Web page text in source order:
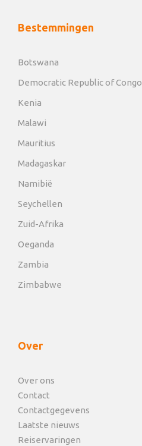
Bestemmingen
Botswana
Democratic Republic of Congo
Kenia
Malawi
Mauritius
Madagaskar
Namibië
Seychellen
Zuid-Afrika
Oeganda
Zambia
Zimbabwe
Over
Over ons
Contact
Contactgegevens
Laatste nieuws
Reiservaringen